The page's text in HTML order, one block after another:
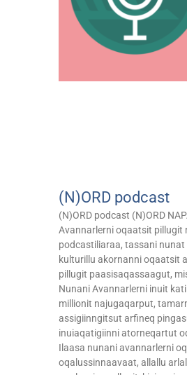
(N)ORD podcast
(N)ORD podcast (N)ORD
Avannarlerni oqaatsit pillugit
podcastiliaraa, tassani
kulturillu akornanni oqaatsit
pillugit paasisaqassaagut,
Nunani Avannarlerni inuit
millionit najugaqarput,
assigiinngitsut arfineq
inuiaqatigiinni atorneqartut
Ilaasa nunani avannarlerni
oqalussinnaavaat, allallu